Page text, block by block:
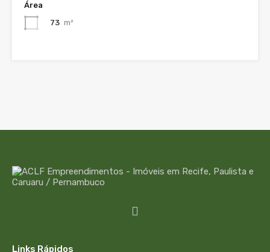
Área
73 m²
Links Rápidos